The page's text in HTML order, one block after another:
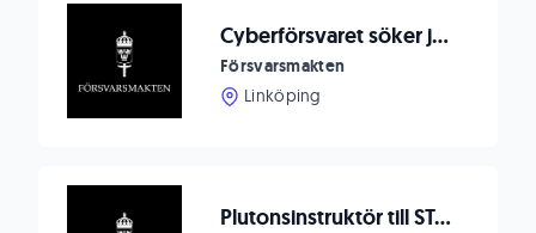
Cyberförsvaret söker junior cybersäkerhetsspecialist
Försvarsmakten
Linköping
Plutonsinstruktör till STA MOUT